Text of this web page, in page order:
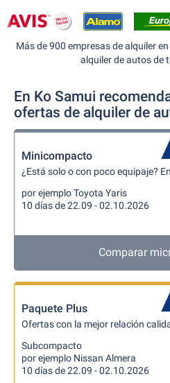
Más de 900 empresas de alquiler
alquiler de autos de
En Ko Samui
ofertas de alquiler de
Minicompacto
¿Está solo o con poco equipaje?
por ejemplo Toyota Yaris
10 días de 22.09 - 02.10.2026
Comparar
Paquete Plus
Ofertas con la mejor relación
Subcompacto
por ejemplo Nissan Almera
10 días de 22.09 - 02.10.2026